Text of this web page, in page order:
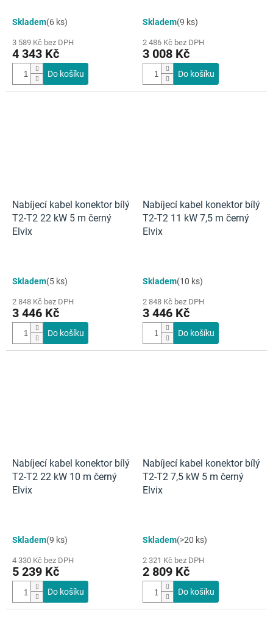
Skladem(6 ks)
3 589 Kč bez DPH
4 343 Kč
Do košíku
Skladem(9 ks)
2 486 Kč bez DPH
3 008 Kč
Do košíku
Nabíjecí kabel konektor bílý
T2-T2 22 kW 5 m černý
Elvix
Skladem(5 ks)
2 848 Kč bez DPH
3 446 Kč
Do košíku
Nabíjecí kabel konektor bílý
T2-T2 11 kW 7,5 m černý
Elvix
Skladem(10 ks)
2 848 Kč bez DPH
3 446 Kč
Do košíku
Nabíjecí kabel konektor bílý
T2-T2 22 kW 10 m černý
Elvix
Skladem(9 ks)
4 330 Kč bez DPH
5 239 Kč
Do košíku
Nabíjecí kabel konektor bílý
T2-T2 7,5 kW 5 m černý
Elvix
Skladem(>20 ks)
2 321 Kč bez DPH
2 809 Kč
Do košíku